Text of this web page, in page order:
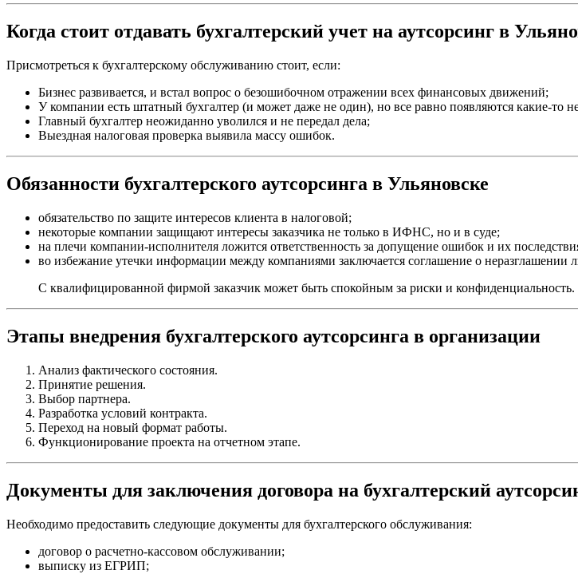
Когда стоит отдавать бухгалтерский учет на аутсорсинг в
Присмотреться к бухгалтерскому обслуживанию стоит, если:
Бизнес развивается, и встал вопрос о безошибочном отражении всех финансовых движений;
У компании есть штатный бухгалтер (и может даже не один), но все равно появляются какие-то
Главный бухгалтер неожиданно уволился и не передал дела;
Выездная налоговая проверка выявила массу ошибок.
Обязанности бухгалтерского аутсорсинга в Ульяновске
обязательство по защите интересов клиента в налоговой;
некоторые компании защищают интересы заказчика не только в ИФНС, но и в суде;
на плечи компании-исполнителя ложится ответственность за допущение ошибок и их
во избежание утечки информации между компаниями заключается соглашение о
С квалифицированной фирмой заказчик может быть спокойным за риски и конфиденциальность.
Этапы внедрения бухгалтерского аутсорсинга в организации
Анализ фактического состояния.
Принятие решения.
Выбор партнера.
Разработка условий контракта.
Переход на новый формат работы.
Функционирование проекта на отчетном этапе.
Документы для заключения договора на бухгалтерский
Необходимо предоставить следующие документы для бухгалтерского обслуживания:
договор о расчетно-кассовом обслуживании;
выписку из ЕГРИП;